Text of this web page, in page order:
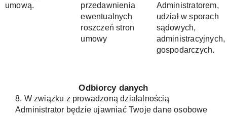
umową.
przedawnienia
ewentualnych
roszczeń stron
umowy
Administratorem,
udział w sporach
sądowych,
administracyjnych,
gospodarczych.
Odbiorcy danych
8. W związku z prowadzoną działalnością
Administrator będzie ujawniać Twoje dane osobowe